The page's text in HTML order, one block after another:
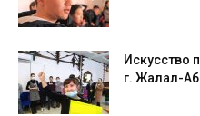
Искусство
г. Жалал-